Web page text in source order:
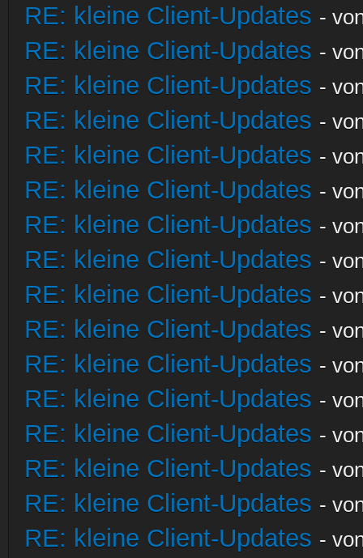
RE: kleine Client-Updates -
RE: kleine Client-Updates -
RE: kleine Client-Updates -
RE: kleine Client-Updates -
RE: kleine Client-Updates -
RE: kleine Client-Updates -
RE: kleine Client-Updates -
RE: kleine Client-Updates -
RE: kleine Client-Updates -
RE: kleine Client-Updates -
RE: kleine Client-Updates -
RE: kleine Client-Updates -
RE: kleine Client-Updates -
RE: kleine Client-Updates -
RE: kleine Client-Updates -
RE: kleine Client-Updates -